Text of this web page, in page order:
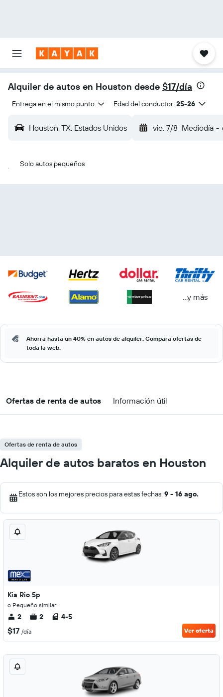
Alquiler de autos en Houston desde $17/día
Entrega en el mismo punto Edad del conductor: 25-26
Houston, TX, Estados Unidos vie. 7/8 Mediodía -
Solo autos pequeños
...y más
Ahorra hasta un 40% en autos de alquiler. Compara ofertas de
toda la web.
Ofertas de renta de autos Información útil
Ofertas de renta de autos
Alquiler de autos baratos en Houston
Estos son los mejores precios para estas fechas: 9 - 16 ago.
Kia Rio 5p
o Pequeño similar
2 2 4-5
$17 /día Ver oferta